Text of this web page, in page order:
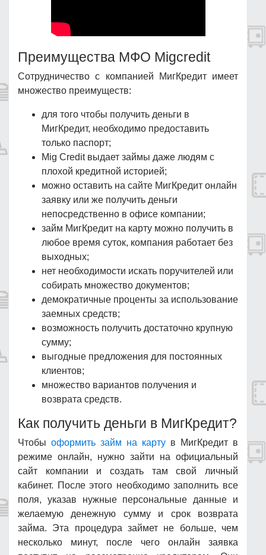
Преимущества МФО Migcredit
Сотрудничество с компанией МигКредит имеет
множество преимуществ:
для того чтобы получить деньги в
МигКредит, необходимо предоставить
только паспорт;
Mig Credit выдает займы даже людям с
плохой кредитной историей;
можно оставить на сайте МигКредит онлайн
заявку или же получить деньги
непосредственно в офисе компании;
займ МигКредит на карту можно получить в
любое время суток, компания работает без
выходных;
нет необходимости искать поручителей или
собирать множество документов;
демократичные проценты за использование
заемных средств;
возможность получить достаточно крупную
сумму;
выгодные предложения для постоянных
клиентов;
множество вариантов получения и
возврата средств.
Как получить деньги в МигКредит?
Чтобы оформить займ на карту в МигКредит в
режиме онлайн, нужно зайти на официальный
сайт компании и создать там свой личный
кабинет. После этого необходимо заполнить все
поля, указав нужные персональные данные и
желаемую денежную сумму и срок возврата
займа. Эта процедура займет не больше, чем
несколько минут, после чего онлайн заявка